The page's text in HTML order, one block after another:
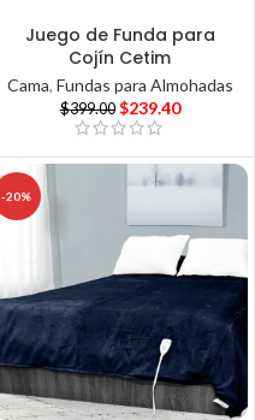
Juego de Funda para
Cojín Cetim
Cama, Fundas para Almohadas
$399.00 $239.40
-20%